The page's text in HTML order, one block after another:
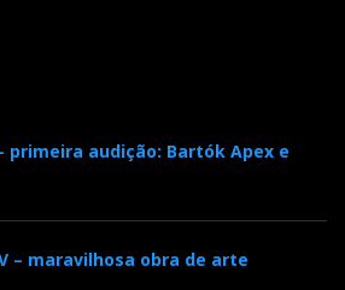
de sabão'.
primeira audição: Bartók Apex e
– maravilhosa obra de arte